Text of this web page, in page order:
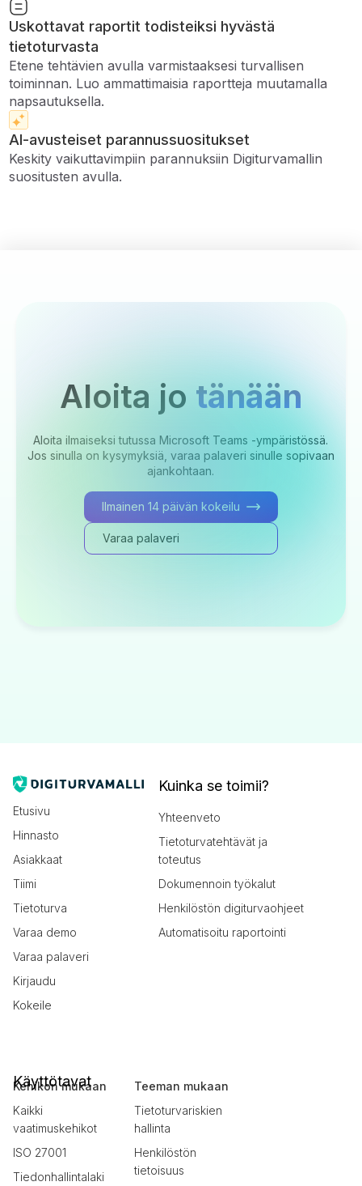
Uskottavat raportit todisteiksi hyvästä
tietoturvasta
Etene tehtävien avulla varmistaaksesi turvallisen
toiminnan. Luo ammattimaisia ​​raportteja muutamalla
napsautuksella.
AI-avusteiset parannussuositukset
Keskity vaikuttavimpiin parannuksiin Digiturvamallin
suositusten avulla.
Aloita jo tänään
Aloita ilmaiseksi tutussa Microsoft Teams -ympäristössä.
Jos sinulla on kysymyksiä, varaa palaveri sinulle sopivaan
ajankohtaan.
Ilmainen 14 päivän kokeilu
Varaa palaveri
Etusivu
Hinnasto
Asiakkaat
Tiimi
Tietoturva
Varaa demo
Varaa palaveri
Kirjaudu
Kokeile
Kuinka se toimii?
Yhteenveto
Tietoturvatehtävät ja
toteutus
Dokumennoin työkalut
Henkilöstön digiturvaohjeet
Automatisoitu raportointi
Käyttötavat
Kehikon mukaan
Kaikki
vaatimuskehikot
ISO 27001
Tiedonhallintalaki
Teeman mukaan
Tietoturvariskien
hallinta
Henkilöstön
tietoisuus